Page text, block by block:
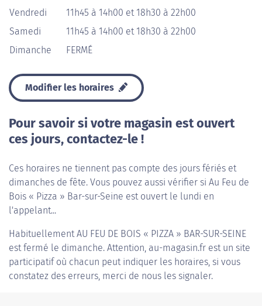
Vendredi
11h45 à 14h00 et 18h30 à 22h00
Samedi
11h45 à 14h00 et 18h30 à 22h00
Dimanche
FERMÉ
Modifier les horaires
Pour savoir si votre magasin est ouvert
ces jours, contactez-le !
Ces horaires ne tiennent pas compte des jours fériés et
dimanches de fête. Vous pouvez aussi vérifier si Au Feu de
Bois « Pizza » Bar-sur-Seine est ouvert le lundi en
l'appelant...
HabituellementAU FEU DE BOIS « PIZZA » BAR-SUR-SEINE
est fermé le dimanche. Attention, au-magasin.fr est un site
participatif où chacun peut indiquer les horaires, si vous
constatez des erreurs, merci de nous les signaler.